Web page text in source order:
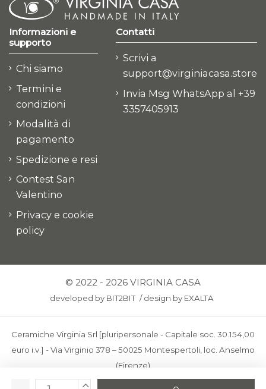
Informazioni e
supporto
Chi siamo
Termini e
condizioni
Modalità di
pagamento
Spedizione e resi
Contest San
Valentino
Privacy e cookie
policy
Contatti
Scrivi a
support@virginiacasa.store
Invia Msg WhatsApp al +39
3357405913
© 2022 - 2026 VIRGINIA CASA
developed by BIT2BIT /design by EXALTA
Ceramiche Virginia Srl [pluripersonale - Capitale soc. 30.154,00
euro i.v.] - Via Virginio 378 – 50025 Montespertoli, loc. Anselmo
(Firenze)
C.F. e P.IVA: IT00436100481 - REA: FI-227733 - PEC: